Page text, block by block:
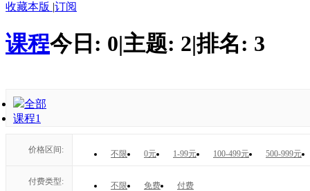
收藏本版 |订阅
课程今日: 0|主题: 2|排名: 3
全部
课程1
价格区间: 不限 0元 1-99元 100-499元 500-999元
付费类型: 不限 免费 付费